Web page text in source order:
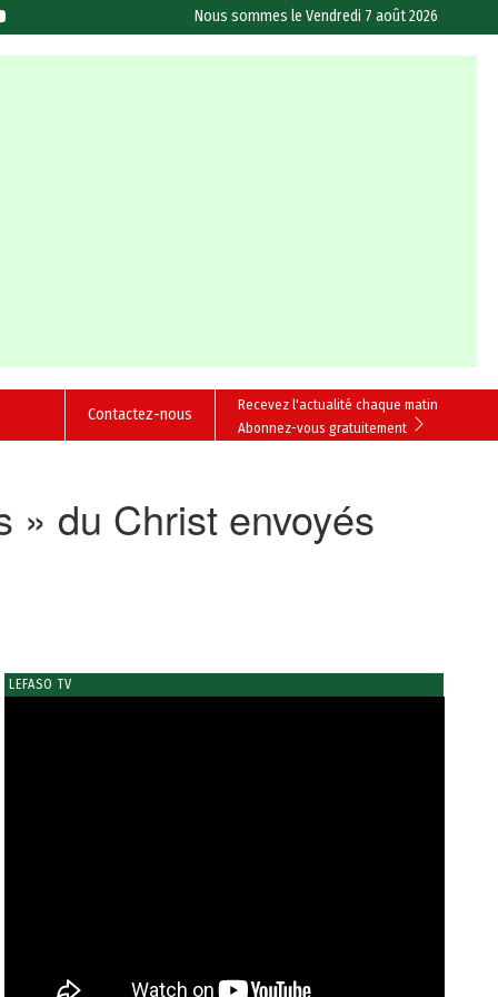
Nous sommes leVendredi 7 août 2026
Recevez l'actualité chaque matin
Abonnez-vous gratuitement
Contactez-nous
» du Christ envoyés
LEFASO TV